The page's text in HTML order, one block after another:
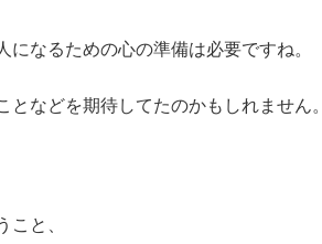
なるための心の準備は必要ですね。
などを期待してたのかもしれません。
と、